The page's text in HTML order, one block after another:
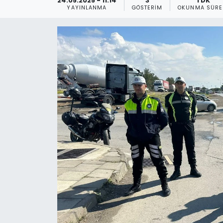
YAYINLANMA GÖSTERIM OKUNMA
KKTC YEREL SEÇİM 2018
Kültür Sanat
Magazin
Nöbetçi Eczaneler
Otomobil Dünyası